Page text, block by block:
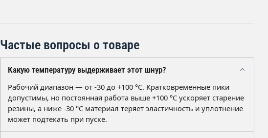
Частые вопросы о товаре
Какую температуру выдерживает этот шнур?
Рабочий диапазон — от -30 до +100 °C. Кратковременные пики
допустимы, но постоянная работа выше +100 °C ускоряет старение
резины, а ниже -30 °C материал теряет эластичность и уплотнение
может подтекать при пуске.